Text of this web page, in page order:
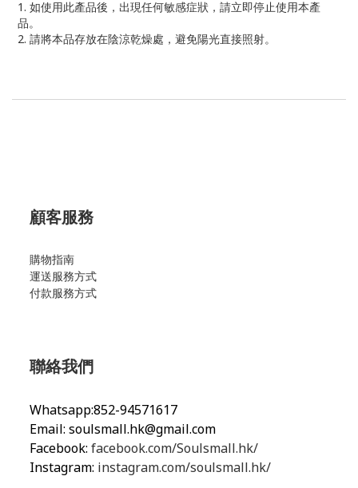
1. 如使用此產品後，出現任何敏感症狀，請立即停止使用本產
品。
2. 請將本品存放在陰涼乾燥處，避免陽光直接照射。
顧客服務
購物指南
運送服務方式
付款服務方式
聯絡我們
Whatsapp:852-94571617
Email: soulsmall.hk@gmail.com
Facebook: facebook.com/Soulsmall.hk/
Instagram: instagram.com/soulsmall.hk/